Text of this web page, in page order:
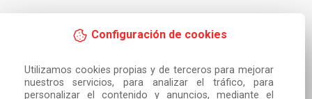
Configuración de cookies
Utilizamos cookies propias y de terceros para mejorar
nuestros servicios, para analizar el tráfico, para
personalizar el contenido y anuncios, mediante el